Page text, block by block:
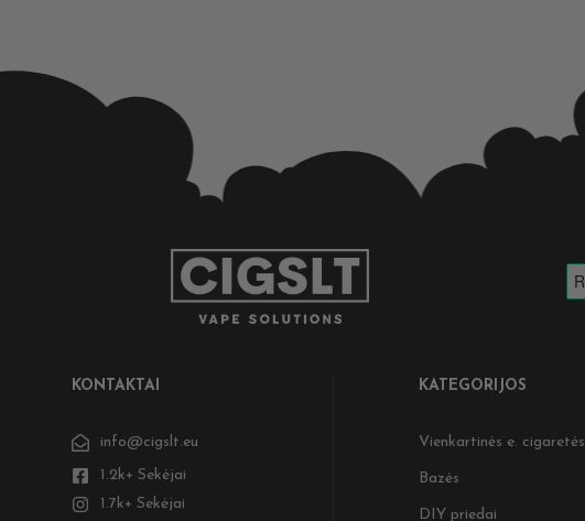
KONTAKTAI
info@cigslt.eu
1.2k+ Sekėjai
1.7k+ Sekėjai
KATEGORIJOS
Vienkartinės e. cigaretės
Bazės
DIY priedai